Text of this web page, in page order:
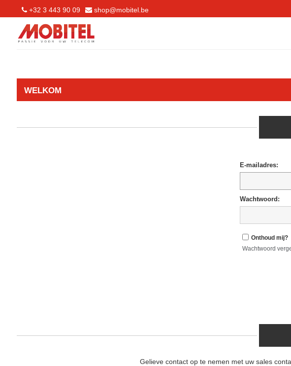
+32 3 443 90 09 shop@mobitel.be
WELKOM
E-mailadres:
Wachtwoord:
Onthoud mij?
Wachtwoord
Gelieve contact op te nemen met uw sales